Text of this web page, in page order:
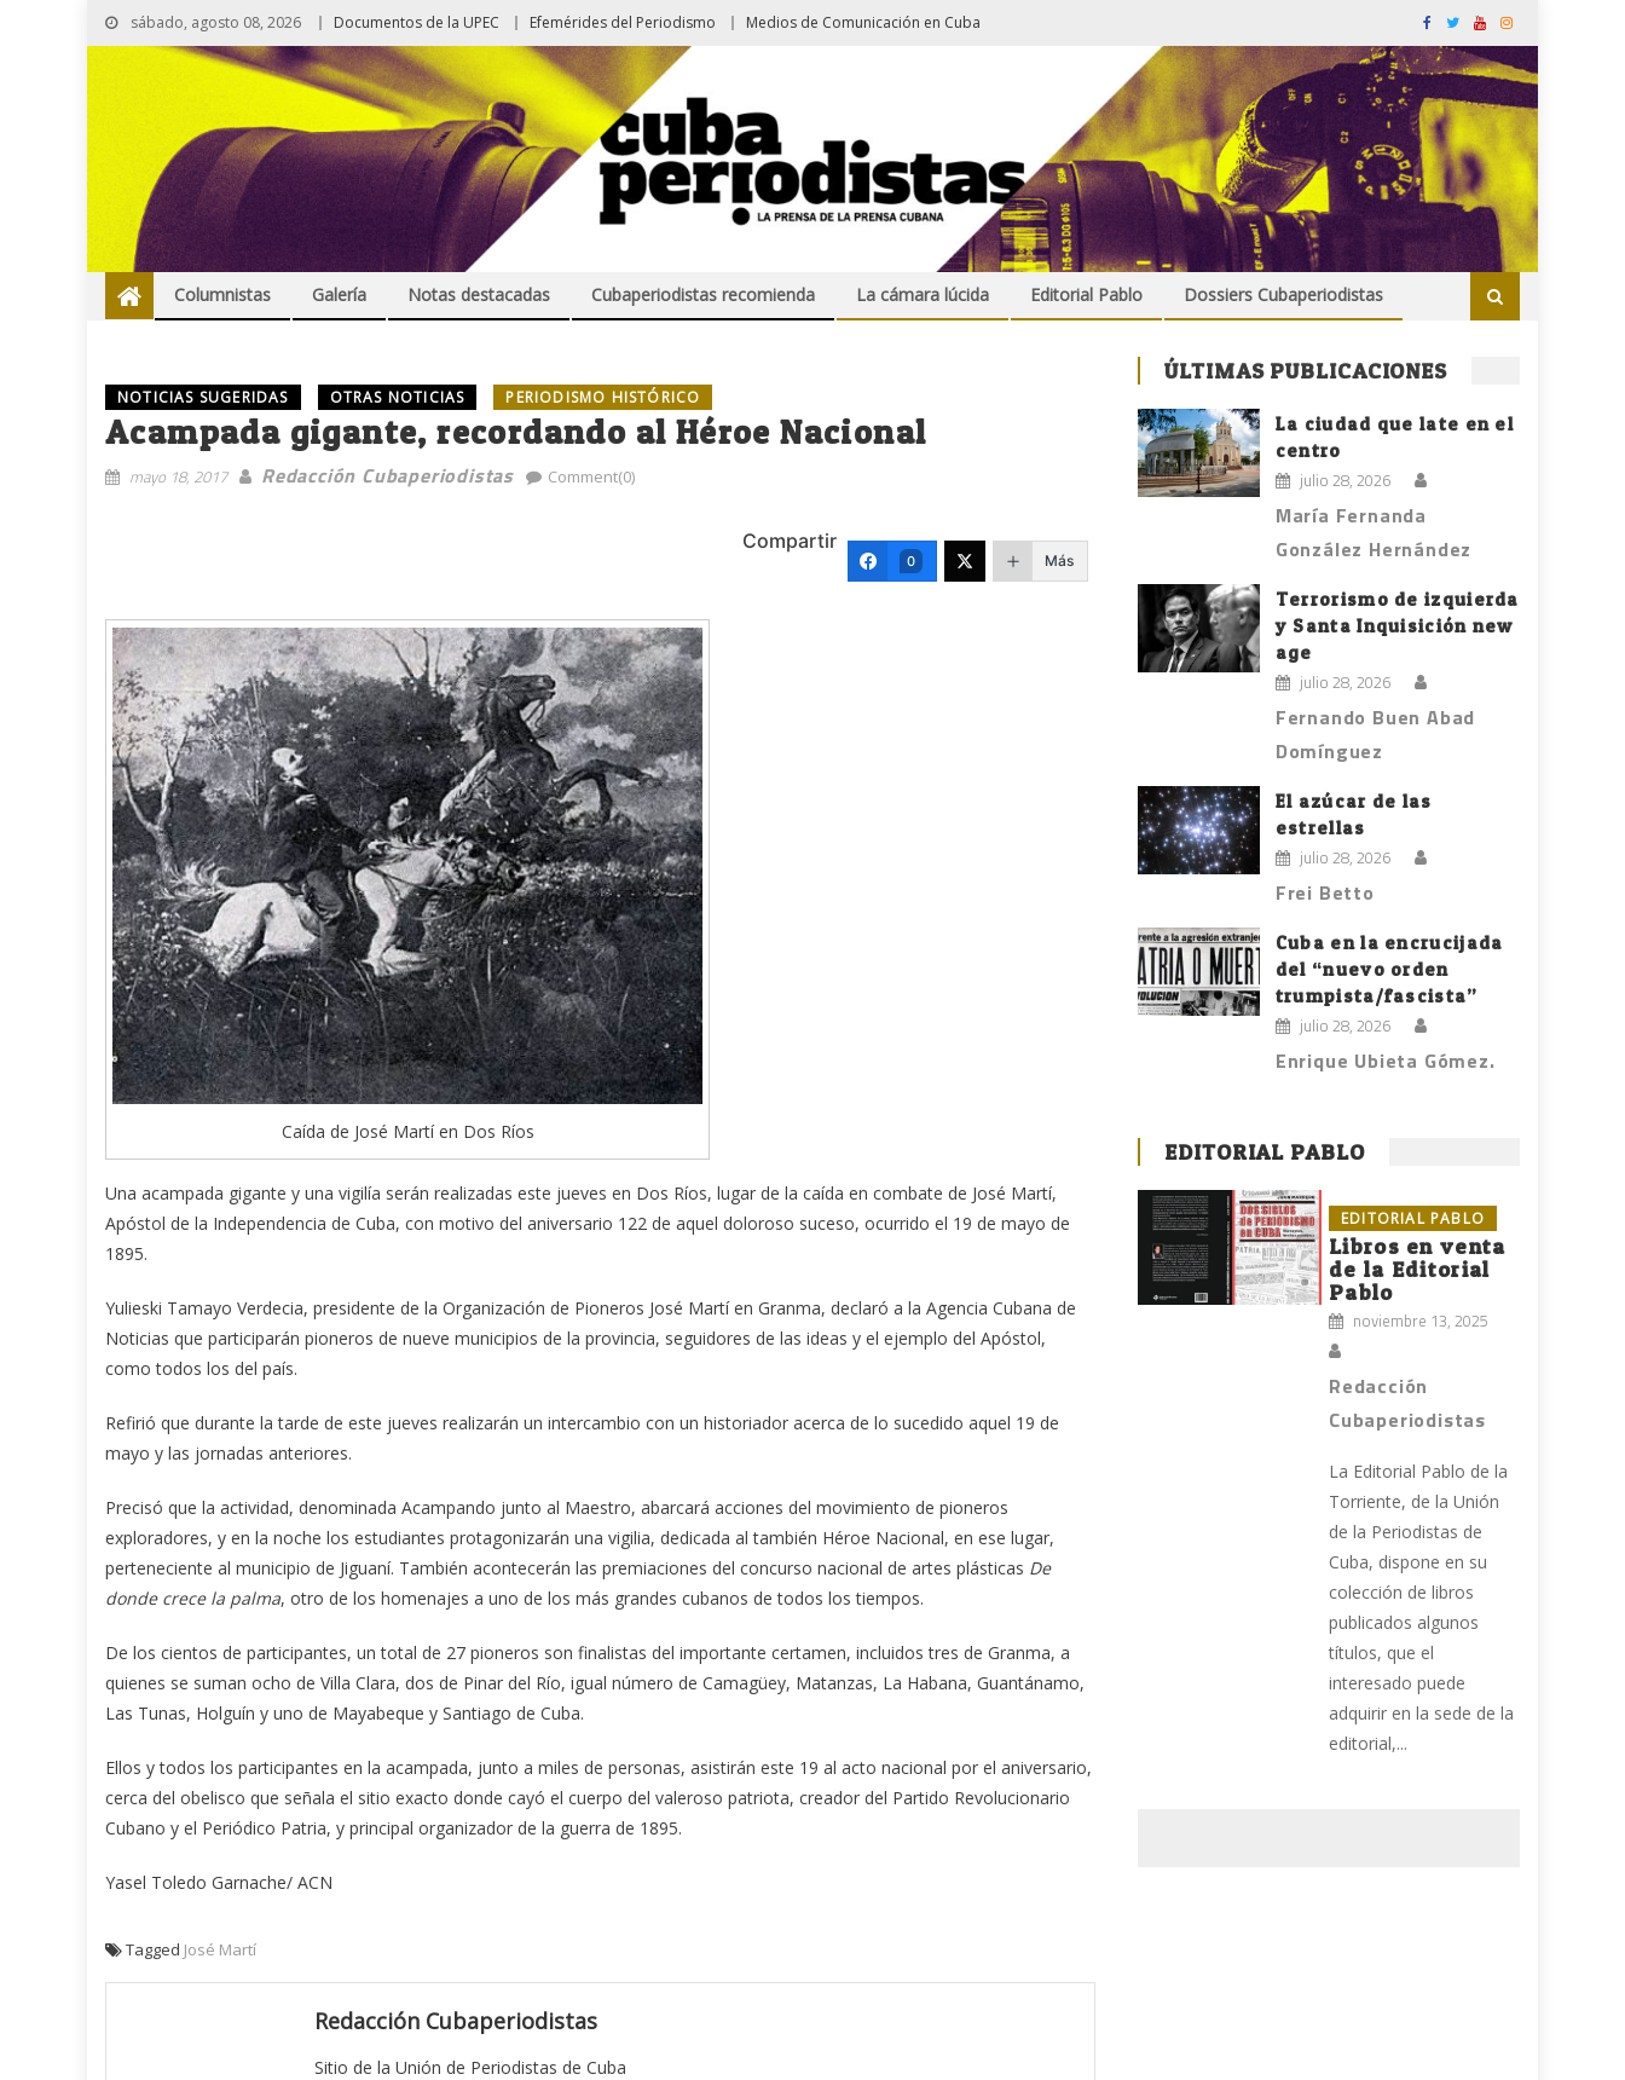
sábado, agosto 08, 2026 Documentos de la UPEC Efemérides del Periodismo Medios de Comunicación en Cuba
Columnistas Galería Notas destacadas Cubaperiodistas recomienda La cámara lúcida Editorial Pablo Dossiers Cubaperiodistas
NOTICIAS SUGERIDAS OTRAS NOTICIAS PERIODISMO HISTÓRICO
Acampada gigante, recordando al Héroe Nacional
mayo 18, 2017 Redacción Cubaperiodistas Comment(0)
Compartir
0 Más
Caída de José Martí en Dos Ríos
Una acampada gigante y una vigilía serán realizadas este jueves en Dos Ríos, lugar de la caída en combate de José Martí,
Apóstol de la Independencia de Cuba, con motivo del aniversario 122 de aquel doloroso suceso, ocurrido el 19 de mayo de
1895.
Yulieski Tamayo Verdecia, presidente de la Organización de Pioneros José Martí en Granma, declaró a la Agencia Cubana de
Noticias que participarán pioneros de nueve municipios de la provincia, seguidores de las ideas y el ejemplo del Apóstol,
como todos los del país.
Refirió que durante la tarde de este jueves realizarán un intercambio con un historiador acerca de lo sucedido aquel 19 de
mayo y las jornadas anteriores.
Precisó que la actividad, denominada Acampando junto al Maestro, abarcará acciones del movimiento de pioneros
exploradores, y en la noche los estudiantes protagonizarán una vigilia, dedicada al también Héroe Nacional, en ese lugar,
perteneciente al municipio de Jiguaní. También acontecerán las premiaciones del concurso nacional de artes plásticas De
donde crece la palma, otro de los homenajes a uno de los más grandes cubanos de todos los tiempos.
De los cientos de participantes, un total de 27 pioneros son finalistas del importante certamen, incluidos tres de Granma, a
quienes se suman ocho de Villa Clara, dos de Pinar del Río, igual número de Camagüey, Matanzas, La Habana, Guantánamo,
Las Tunas, Holguín y uno de Mayabeque y Santiago de Cuba.
Ellos y todos los participantes en la acampada, junto a miles de personas, asistirán este 19 al acto nacional por el aniversario,
cerca del obelisco que señala el sitio exacto donde cayó el cuerpo del valeroso patriota, creador del Partido Revolucionario
Cubano y el Periódico Patria, y principal organizador de la guerra de 1895.
Yasel Toledo Garnache/ ACN
Tagged José Martí
Redacción Cubaperiodistas
Sitio de la Unión de Periodistas de Cuba
ÚLTIMAS PUBLICACIONES
La ciudad que late en el
centro
julio 28, 2026
María Fernanda
González Hernández
Terrorismo de izquierda
y Santa Inquisición new
age
julio 28, 2026
Fernando Buen Abad
Domínguez
El azúcar de las
estrellas
julio 28, 2026
Frei Betto
Cuba en la encrucijada
del “nuevo orden
trumpista/fascista”
julio 28, 2026
Enrique Ubieta Gómez.
EDITORIAL PABLO
EDITORIAL PABLO
Libros en venta
de la Editorial
Pablo
noviembre 13, 2025
Redacción
Cubaperiodistas
La Editorial Pablo de la
Torriente, de la Unión
de la Periodistas de
Cuba, dispone en su
colección de libros
publicados algunos
títulos, que el
interesado puede
adquirir en la sede de la
editorial,...